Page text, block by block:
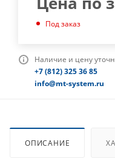
Под заказ
Наличие и цену
+7 (812) 325 36 85
info@mt-system.ru
ОПИСАНИЕ